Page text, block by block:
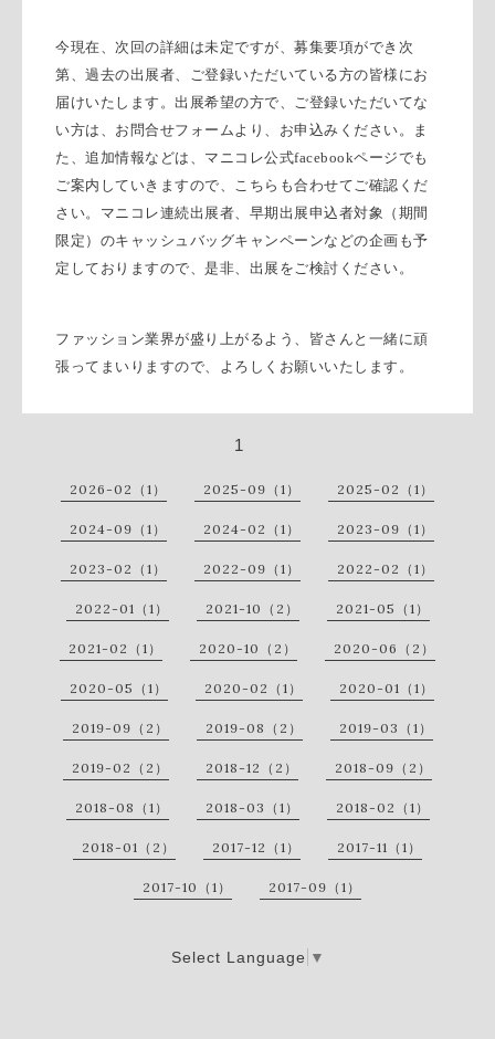
今現在、次回の詳細は未定ですが、募集要項ができ次
第、過去の出展者、ご登録いただいている方の皆様にお
届けいたします。出展希望の方で、ご登録いただいてな
い方は、お問合せフォームより、お申込みください。ま
た、追加情報などは、マニコレ公式facebookページでも
ご案内していきますので、こちらも合わせてご確認くだ
さい。マニコレ連続出展者、早期出展申込者対象（期間
限定）のキャッシュバッグキャンペーンなどの企画も予
定しておりますので、是非、出展をご検討ください。
ファッション業界が盛り上がるよう、皆さんと一緒に頑
張ってまいりますので、よろしくお願いいたします。
1
2026-02（1） 2025-09（1） 2025-02（1）
2024-09（1） 2024-02（1） 2023-09（1）
2023-02（1） 2022-09（1） 2022-02（1）
2022-01（1） 2021-10（2） 2021-05（1）
2021-02（1） 2020-10（2） 2020-06（2）
2020-05（1） 2020-02（1） 2020-01（1）
2019-09（2） 2019-08（2） 2019-03（1）
2019-02（2） 2018-12（2） 2018-09（2）
2018-08（1） 2018-03（1） 2018-02（1）
2018-01（2） 2017-12（1） 2017-11（1）
2017-10（1） 2017-09（1）
Select Language ▼